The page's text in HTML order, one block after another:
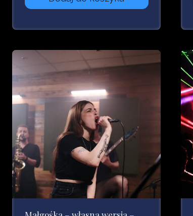
góry
do
dołu
aby
lub
głośność.